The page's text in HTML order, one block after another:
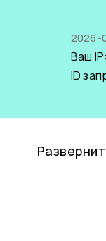
2026-
Ваш IP:
ID